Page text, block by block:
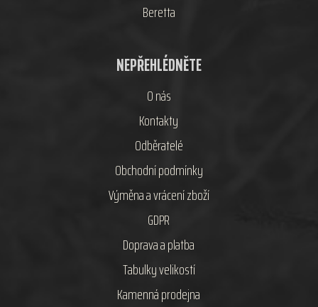
Beretta
NEPŘEHLÉDNĚTE
O nás
Kontakty
Odběratelé
Obchodní podmínky
Výměna a vrácení zboží
GDPR
Doprava a platba
Tabulky velikostí
Kamenná prodejna